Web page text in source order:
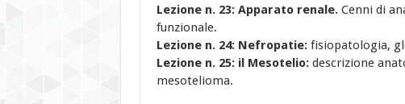
Lezione n. 23: Apparato renale. Cenni di
funzionale.
Lezione n. 24: Nefropatie: fisiopatologia,
Lezione n. 25: il Mesotelio: descrizione
mesotelioma.